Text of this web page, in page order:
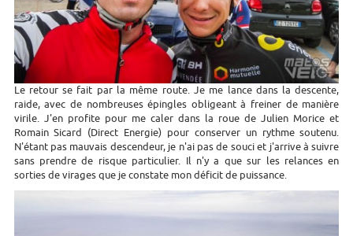
Le retour se fait par la même route. Je me lance dans la descente,
raide, avec de nombreuses épingles obligeant à freiner de manière
virile. J'en profite pour me caler dans la roue de Julien Morice et
Romain Sicard (Direct Energie) pour conserver un rythme soutenu.
N'étant pas mauvais descendeur, je n'ai pas de souci et j'arrive à suivre
sans prendre de risque particulier. Il n'y a que sur les relances en
sorties de virages que je constate mon déficit de puissance.